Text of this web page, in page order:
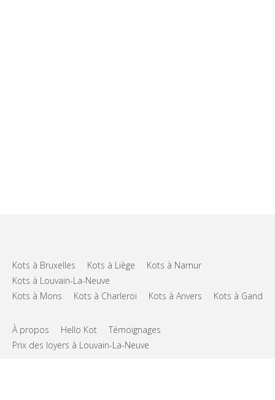
Kots à Bruxelles Kots à Liège
Kots à Namur
Kots à Louvain-La-Neuve
Kots à Mons
Kots à Charleroi Kots à Anvers Kots à Gand
À propos Hello Kot
Témoignages
Prix des loyers à Louvain-La-Neuve